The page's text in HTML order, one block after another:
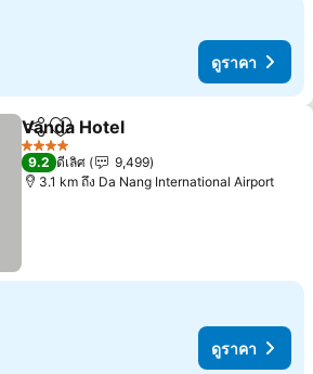
ดูราคา
แชร์ เพิ่มในรายการโปรด
Vanda Hotel
4 ดาว
9.2 ดีเลิศ
9,499
3.1 km ถึง Da Nang International Airport
ดูราคา